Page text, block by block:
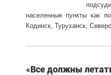
населенные пункты как
Кодинск, Туруханск,
«Все должны